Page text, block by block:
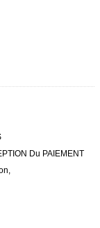
Du PAIEMENT